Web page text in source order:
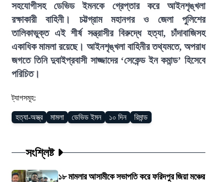
সহযোগীসহ ডেভিড ইমনকে গ্রেপ্তার করে আইনশৃঙ্খলা
রক্ষাকারী বাহিনী। চট্টগ্রাম মহানগর ও জেলা পুলিশের
তালিকাভুক্ত এই শীর্ষ সন্ত্রাসীর বিরুদ্ধে হত্যা, চাঁদাবাজিসহ
একাধিক মামলা রয়েছে। আইনশৃঙ্খলা বাহিনীর তথ্যমতে, অপরাধ
জগতে তিনি দুবাইপ্রবাসী সাজ্জাদের ‘সেকেন্ড ইন কমান্ড’ হিসেবে
পরিচিত।
ট্যাগসমূহ:
হত্যা-অস্ত্র মামলা ডেভিড ইমন ১০ দিন রিমান্ড
সংশ্লিষ্ট
১৮ মামলার আসামীকে সভাপতি করে ফরিদপুর জিয়া মঞ্চের